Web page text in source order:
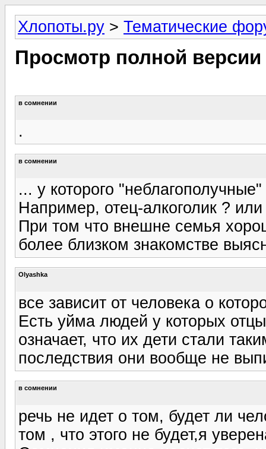
Хлопоты.ру > Тематические
Просмотр полной
в сомнении
.
в сомнении
... у которого
Например, отец-алкоголик ?
При том что внешне семья
более близком знакомстве
Olyashka
все зависит от человека о
Есть уйма людей у которых
означает, что их дети стали
последствия они вообще не
в сомнении
речь не идет о том, будет ли
том , что этого не будет,я